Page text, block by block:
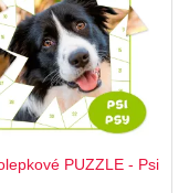
PUZZLE - Psi